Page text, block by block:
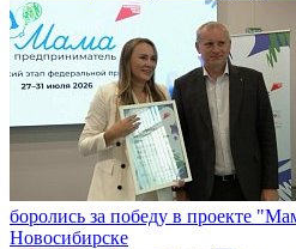
боролись за победу в проекте
Новосибирске